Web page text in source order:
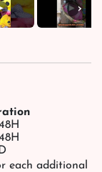
▶ ›
each additional